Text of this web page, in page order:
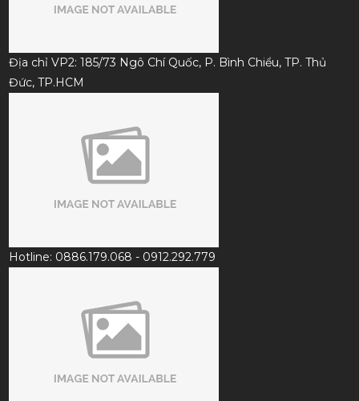
Địa chỉ VP2: 185/73 Ngô Chí Quốc, P. Bình Chiểu, TP. Thủ
Đức, TP.HCM
Hotline: 0886.179.068 - 0912.292.779